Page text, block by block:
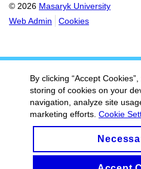
© 2026 Masaryk University
Web Admin
Cookies
By clicking “Accept
storing of cookies on your
navigation, analyze site
marketing efforts. Cookie